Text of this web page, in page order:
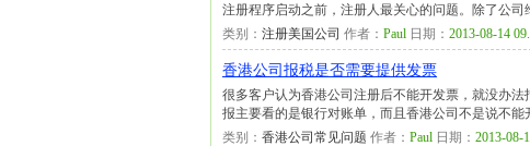
注册程序启动之前，注册人最关心的问题。除了公
类别： 注册美国公司 作者： Paul 日期： 2013-08-14
香港公司报税是否需要提供发票
很多客户认为香港公司注册后不能开发票，就没办
报主要看的是银行对账单，而且香港公司不是说不
类别： 香港公司常见问题 作者： Paul 日期： 2013-08-